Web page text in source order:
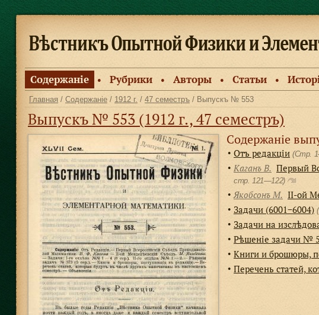
Содержанiе ● Рубрики ● Авторы ● Статьи ●
Главная / Содержанiе / 1912 г. / 47 семестръ / Выпускъ № 553
Выпускъ № 553 (1912 г., 47 семестръ)
Содержанiе
● Отъ редакцiи (Стр.
● Каганъ В. Первый
cтр. 121—122)
● Якобсонъ М. II-ой
● Задачи (6001−6004)
● Задачи на
● Рѣшенiе задачи №
● Книги и брошюры,
● Перечень статей,